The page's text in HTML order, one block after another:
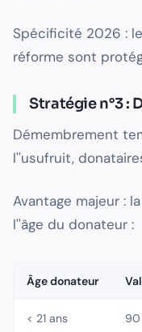
Spécificité 2026 :
réforme sont
Stratégie n°3 :
Démembrement
l''usufruit,
Avantage majeur :
l''âge du donateur :
Âge donateur
< 21 ans 90